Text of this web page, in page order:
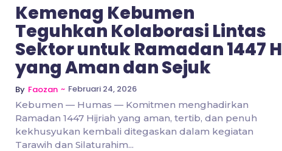
Kemenag Kebumen
Teguhkan Kolaborasi Lintas
Sektor untuk Ramadan 1447 H
yang Aman dan Sejuk
By Faozan ~ Februari 24, 2026
Kebumen — Humas — Komitmen menghadirkan
Ramadan 1447 Hijriah yang aman, tertib, dan penuh
kekhusyukan kembali ditegaskan dalam kegiatan
Tarawih dan Silaturahim...